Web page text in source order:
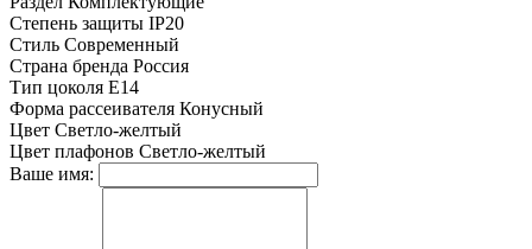
Степень защиты IP20
Стиль Современный
Страна бренда Россия
Тип цоколя E14
Форма рассеивателя Конусный
Цвет Светло-желтый
Цвет плафонов Светло-желтый
Ваше имя: